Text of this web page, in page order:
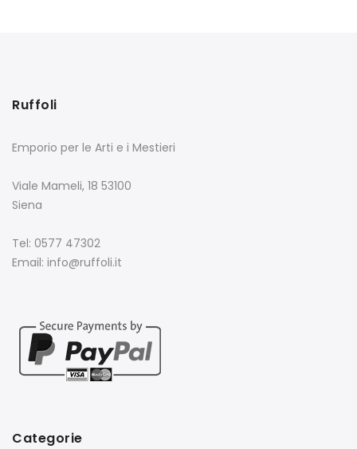
Ruffoli
Emporio per le Arti e i Mestieri
Viale Mameli, 18 53100
Siena
Tel: 0577 47302
Email: info@ruffoli.it
Categorie